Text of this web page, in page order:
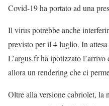
Covid-19 ha portato ad una
Il virus potrebbe anche
previsto per il 4 luglio. In
L’argus.fr ha ipotizzato
allora un rendering che ci
Oltre alla versione cabriolet, la